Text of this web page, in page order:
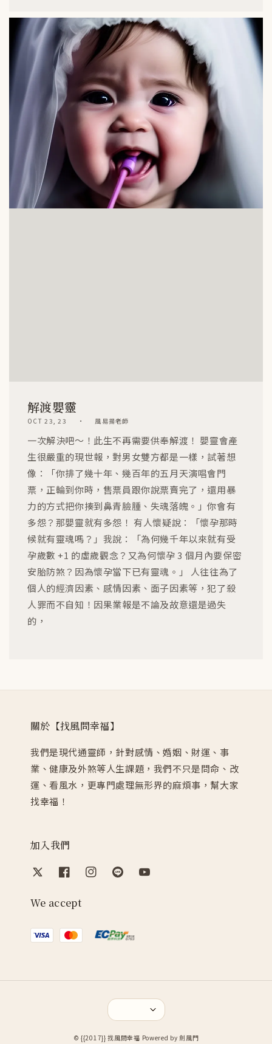
解渡嬰靈
OCT 23, 23 風易揚老師
一次解決吧～！此生不再需要供奉解渡！ 嬰靈會產
生很嚴重的現世報，對男女雙方都是一樣，試著想
像：「你排了幾十年、幾百年的五月天演唱會門
票，正輪到你時，售票員跟你說票賣完了，還用暴
力的方式把你揍到鼻青臉腫、失魂落魄。」你會有
多怨？那嬰靈就有多怨！ 有人懷疑說：「懷孕那時
候就有靈魂嗎？」我說：「為何幾千年以來就有受
孕歲數 +1 的虛歲觀念？又為何懷孕 3 個月內要保密
安胎防煞？因為懷孕當下已有靈魂。」 人往往為了
個人的經濟因素、感情因素、面子因素等，犯了殺
人罪而不自知！因果業報是不論及故意還是過失
的，
關於【找風問幸福】
我們是現代通靈師，針對感情、婚姻、財運、事
業、健康及外煞等人生課題，我們不只是問命、改
運、看風水，更專門處理無形界的麻煩事，幫大家
找幸福！
加入我們
We accept
© {{2017}} 找風問幸福 Powered by 劍風門